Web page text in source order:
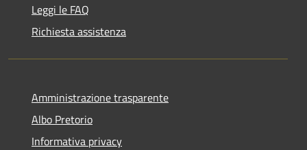
Leggi le FAQ
Richiesta assistenza
Amministrazione trasparente
Albo Pretorio
Informativa privacy